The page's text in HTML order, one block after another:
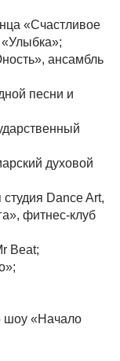
«Счастливое
«Улыбка»;
ансамбль
песни и
духовой
Dance Art,
фитнес-клуб
Beat;
шоу «Начало